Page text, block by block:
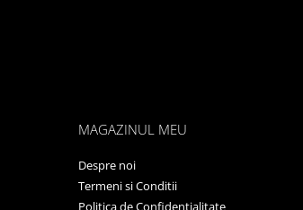
MAGAZINUL MEU
Despre noi
Termeni si Conditii
Politica de Confidentialitate